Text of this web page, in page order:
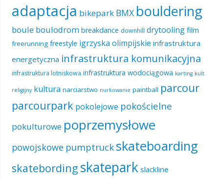
adaptacja bikepark BMX bouldering
boule boulodrom breakdance downhill drytooling film
freerunning freestyle igrzyska olimpijskie infrastruktura
energetyczna infrastruktura komunikacyjna
infrastruktura lotniskowa infrastruktura wodociągowa karting kult
religijny kultura narciarstwo nurkowanie paintball parcour
parcourpark pokolejowe pokościelne
pokulturowe poprzemysłowe
powojskowe pumptruck skateboarding
skatebording skatepark slackline